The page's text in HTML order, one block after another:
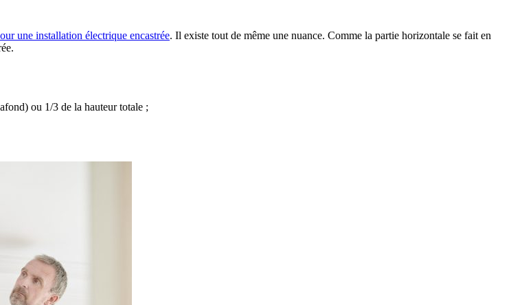
une installation électrique encastrée. Il existe tout de même une nuance. Comme la partie horizontale se fait en
ou 1/3 de la hauteur totale ;